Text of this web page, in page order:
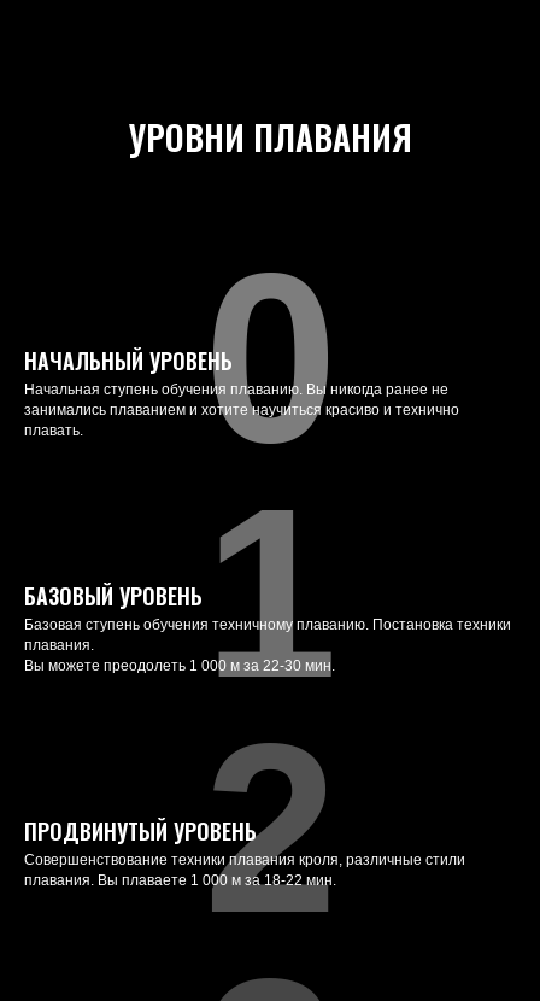
УРОВНИ ПЛАВАНИЯ
НАЧАЛЬНЫЙ УРОВЕНЬ
Начальная ступень обучения плаванию. Вы никогда ранее не
занимались плаванием и хотите научиться красиво и технично
плавать.
0
БАЗОВЫЙ УРОВЕНЬ
Базовая ступень обучения техничному плаванию. Постановка техники
плавания.
Вы можете преодолеть 1 000 м за 22-30 мин.
1
ПРОДВИНУТЫЙ УРОВЕНЬ
Cовершенствование техники плавания кроля, различные стили
плавания. Вы плаваете 1 000 м за 18-22 мин.
2